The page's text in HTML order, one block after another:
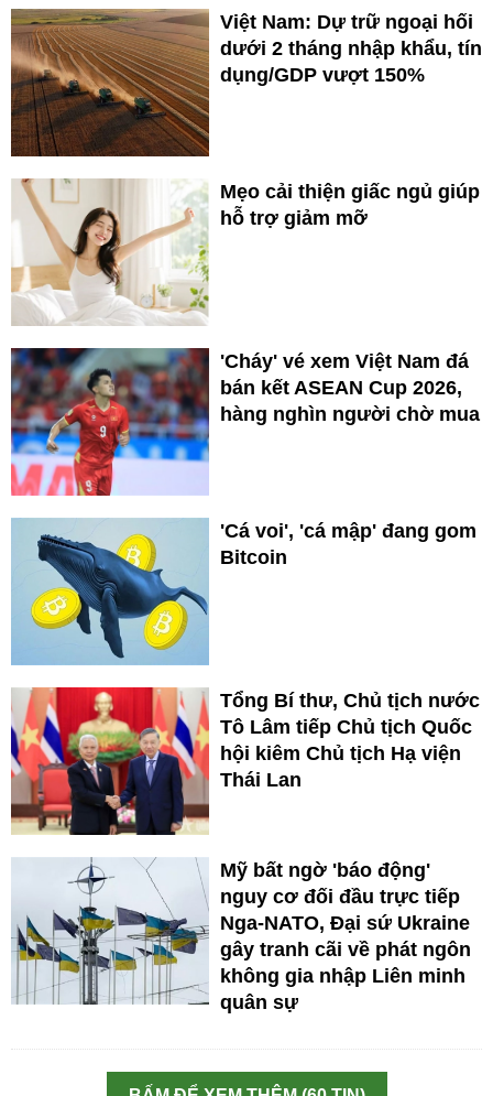
Việt Nam: Dự trữ ngoại hối
dưới 2 tháng nhập khẩu, tín
dụng/GDP vượt 150%
Mẹo cải thiện giấc ngủ giúp
hỗ trợ giảm mỡ
'Cháy' vé xem Việt Nam đá
bán kết ASEAN Cup 2026,
hàng nghìn người chờ mua
'Cá voi', 'cá mập' đang gom
Bitcoin
Tổng Bí thư, Chủ tịch nước
Tô Lâm tiếp Chủ tịch Quốc
hội kiêm Chủ tịch Hạ viện
Thái Lan
Mỹ bất ngờ 'báo động'
nguy cơ đối đầu trực tiếp
Nga-NATO, Đại sứ Ukraine
gây tranh cãi về phát ngôn
không gia nhập Liên minh
quân sự